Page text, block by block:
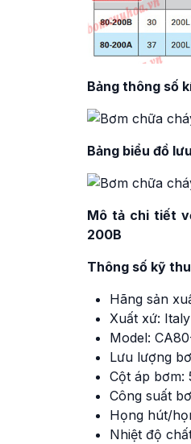
Bảng thông số
Bảng biểu đồ
Mô tả chi tiết
200B
Thông số kỹ
Hãng sản
Xuất xứ: Italy
Model:
Lưu lượng
Cột áp bơm:
Công suất
Họng hút/
Nhiệt độ